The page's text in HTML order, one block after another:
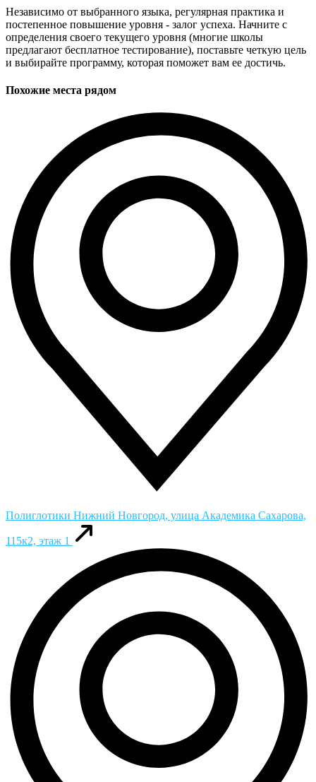
Независимо от выбранного языка, регулярная практика и
постепенное повышение уровня - залог успеха. Начните с
определения своего текущего уровня (многие школы
предлагают бесплатное тестирование), поставьте четкую цель
и выбирайте программу, которая поможет вам ее достичь.
Похожие места рядом
Полиглотики Нижний Новгород, улица Академика Сахарова,
115к2, этаж 1